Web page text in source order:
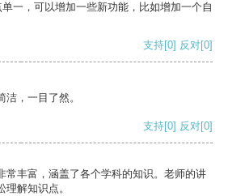
一，可以增加一些新功能，比如增加一个自
支持[0] 反对[0]
，一目了然。
支持[0] 反对[0]
常丰富，涵盖了各个学科的知识。老师的讲
解知识点。